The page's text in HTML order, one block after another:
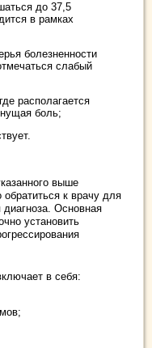
до 37,5
в рамках
болезненности
слабый
располагается
боль;
выше
к врачу для
диагноза. Основная
установить
в себя: